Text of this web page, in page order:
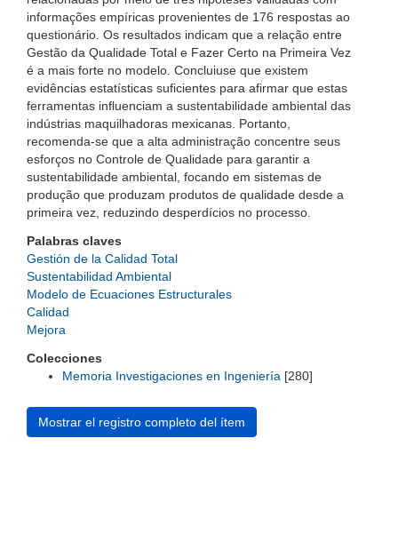
informações empíricas provenientes de 176 respostas ao
questionário. Os resultados indicam que a relação entre
Gestão da Qualidade Total e Fazer Certo na Primeira Vez
é a mais forte no modelo. Concluiuse que existem
evidências estatísticas suficientes para afirmar que estas
ferramentas influenciam a sustentabilidade ambiental das
indústrias maquilhadoras mexicanas. Portanto,
recomenda-se que a alta administração concentre seus
esforços no Controle de Qualidade para garantir a
sustentabilidade ambiental, focando em sistemas de
produção que produzam produtos de qualidade desde a
primeira vez, reduzindo desperdícios no processo.
Palabras claves
Gestión de la Calidad Total
Sustentabilidad Ambiental
Modelo de Ecuaciones Estructurales
Calidad
Mejora
Colecciones
Memoria Investigaciones en Ingeniería [280]
Mostrar el registro completo del ítem